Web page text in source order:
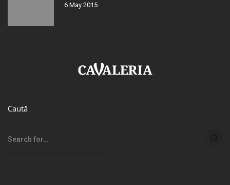
6 May 2015
Caută